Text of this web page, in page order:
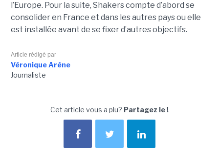
l’Europe. Pour la suite, Shakers compte d’abord se
consolider en France et dans les autres pays ou elle
est installée avant de se fixer d’autres objectifs.
Article rédigé par
Véronique Arène
Journaliste
Cet article vous a plu? Partagez le !